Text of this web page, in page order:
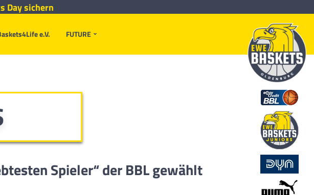
e.V. FUTURE
Day sichern
Spieler“ der BBL gewählt